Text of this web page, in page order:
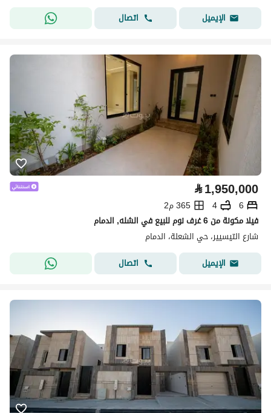
الإيميل
اتصال
⃁1,950,000
6
4
365 م2
فيلا مكونة من 6 غرف نوم للبيع في الشله, الدمام
شارع التيسيير، حي الشعلة، الدمام
الإيميل
اتصال